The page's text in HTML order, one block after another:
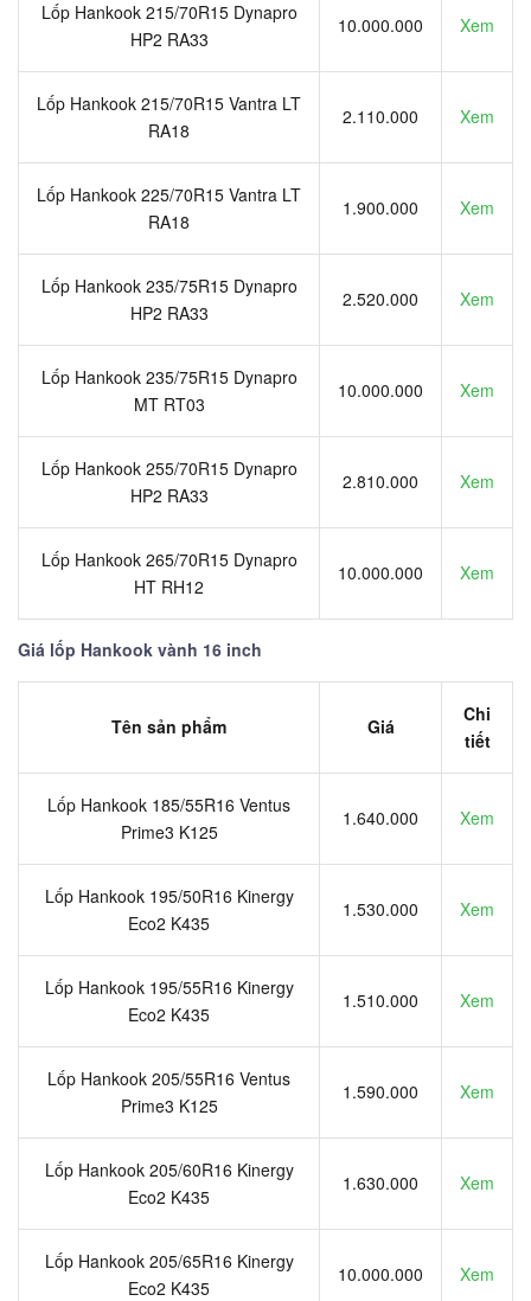
Lốp Hankook 215/70R15 Dynapro
HP2 RA33
10.000.000 Xem
Lốp Hankook 215/70R15 Vantra LT
RA18
2.110.000 Xem
Lốp Hankook 225/70R15 Vantra LT
RA18
1.900.000 Xem
Lốp Hankook 235/75R15 Dynapro
HP2 RA33
2.520.000 Xem
Lốp Hankook 235/75R15 Dynapro
MT RT03
10.000.000 Xem
Lốp Hankook 255/70R15 Dynapro
HP2 RA33
2.810.000 Xem
Lốp Hankook 265/70R15 Dynapro
HT RH12
10.000.000 Xem
Giá lốp Hankook vành 16 inch
Tên sản phẩm Giá
Chi
tiết
Lốp Hankook 185/55R16 Ventus
Prime3 K125
1.640.000 Xem
Lốp Hankook 195/50R16 Kinergy
Eco2 K435
1.530.000 Xem
Lốp Hankook 195/55R16 Kinergy
Eco2 K435
1.510.000 Xem
Lốp Hankook 205/55R16 Ventus
Prime3 K125
1.590.000 Xem
Lốp Hankook 205/60R16 Kinergy
Eco2 K435
1.630.000 Xem
Lốp Hankook 205/65R16 Kinergy
Eco2 K435
10.000.000 Xem